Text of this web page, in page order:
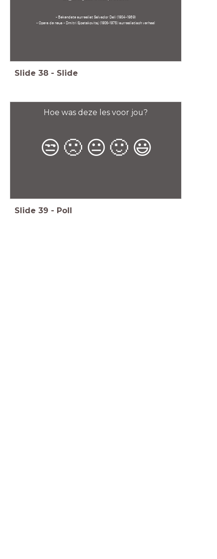
- Bekendste surrealist Salvador Dalí (1904-1989)
- Opera de neus - Dmitri Sjostakovitsj (1906-1975) surrealistisch verhaal
Slide 38 - Slide
Hoe was deze les voor jou?
😒 🙁 😐 🙂 😃
Slide 39 - Poll